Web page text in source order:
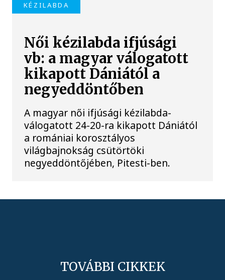
KÉZILABDA
Női kézilabda ifjúsági
vb: a magyar válogatott
kikapott Dániától a
negyeddöntőben
A magyar női ifjúsági kézilabda-
válogatott 24-20-ra kikapott Dániától
a romániai korosztályos
világbajnokság csütörtöki
negyeddöntőjében, Pitesti-ben.
TOVÁBBI CIKKEK